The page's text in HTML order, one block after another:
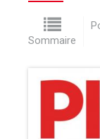
Sommaire